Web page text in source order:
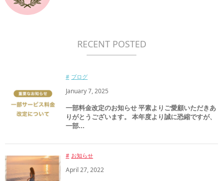
RECENT POSTED
ブログ
January7,2025
一部料金改定のお知らせ 平素よりご愛顧いただきあ
りがとうございます。 本年度より誠に恐縮ですが、
一部...
お知らせ
April 27,2022